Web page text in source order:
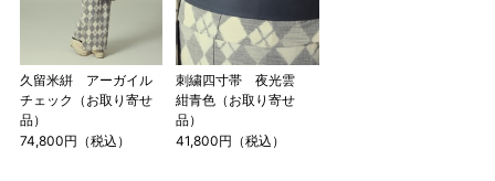
久留米絣 アーガイル
チェック（お取り寄せ
品）
74,800円（税込）
刺繍四寸帯 夜光雲
紺青色（お取り寄せ
品）
41,800円（税込）